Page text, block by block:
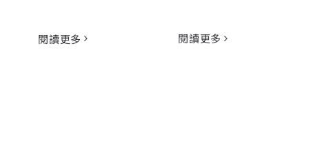
閱讀更多 閱讀更多